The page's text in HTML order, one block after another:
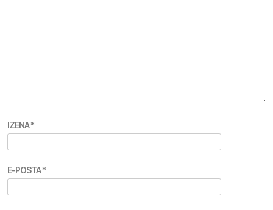
IZENA*
E-POSTA*